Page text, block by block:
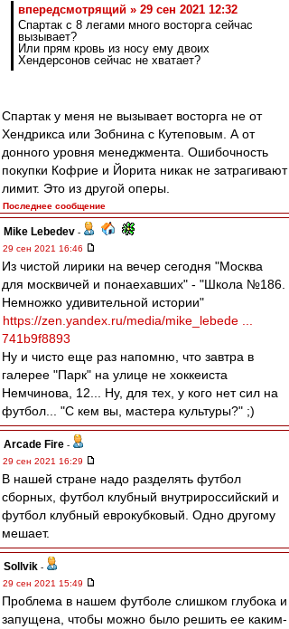
впередсмотрящий » 29 сен 2021 12:32
Спартак с 8 легами много восторга сейчас
вызывает?
Или прям кровь из носу ему двоих
Хендерсонов сейчас не хватает?
Спартак у меня не вызывает восторга не от
Хендрикса или Зобнина с Кутеповым. А от
донного уровня менеджмента. Ошибочность
покупки Кофрие и Йорита никак не затрагивают
лимит. Это из другой оперы.
Последнее сообщение
Mike Lebedev -
29 сен 2021 16:46
Из чистой лирики на вечер сегодня "Москва
для москвичей и понаехавших" - "Школа №186.
Немножко удивительной истории"
https://zen.yandex.ru/media/mike_lebede ...
741b9f8893
Ну и чисто еще раз напомню, что завтра в
галерее "Парк" на улице не хоккеиста
Немчинова, 12... Ну, для тех, у кого нет сил на
футбол... "С кем вы, мастера культуры?" ;)
Arcade Fire -
29 сен 2021 16:29
В нашей стране надо разделять футбол
сборных, футбол клубный внутрироссийский и
футбол клубный еврокубковый. Одно другому
мешает.
Sollvik -
29 сен 2021 15:49
Проблема в нашем футболе слишком глубока и
запущена, чтобы можно было решить ее каким-